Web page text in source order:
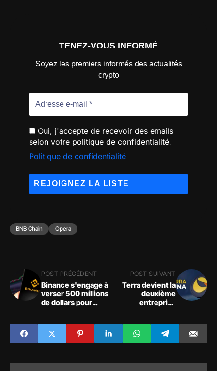
TENEZ-VOUS INFORMÉ
Soyez les premiers informés des actualités
crypto
Oui, j'accepte de recevoir des emails
selon votre politique de confidentialité.
Politique de confidentialité
BNB Chain Opera
POST PRÉCÉDENT
Binance s'engage à
verser 500 millions
de dollars pour
POST SUIVANT
Terra devient la
deuxième
entreprise
Tesla